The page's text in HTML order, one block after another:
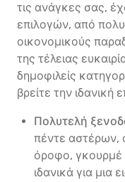
τις ανάγκες σας,
επιλογών, από
οικονομικούς
της τέλειας
δημοφιλείς
βρείτε την ιδανική
Πολυτελή
πέντε αστέρων,
όροφο, γκουρμέ
ιδανικά για μια